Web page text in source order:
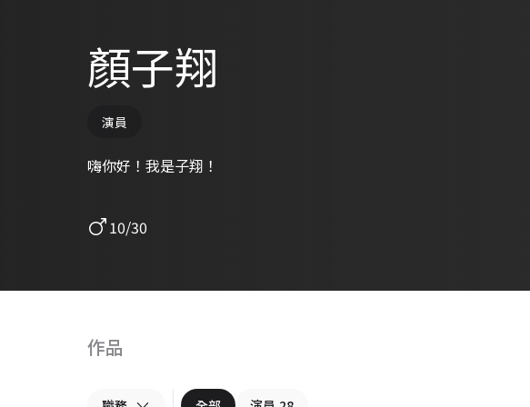
顏子翔
演員
嗨你好！我是子翔！
10/30
作品